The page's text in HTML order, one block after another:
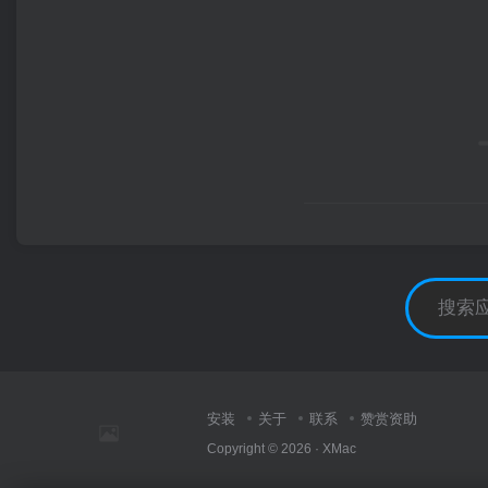
安装 关于 联系 赞赏资助
Copyright © 2026 · XMac